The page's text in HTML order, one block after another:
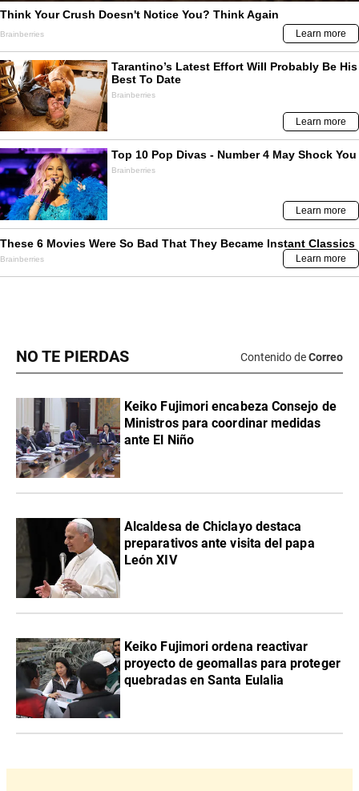
NO TE PIERDAS Contenido deCorreo
Keiko Fujimori encabeza Consejo de
Ministros para coordinar medidas
ante El Niño
Alcaldesa de Chiclayo destaca
preparativos ante visita del papa
León XIV
Keiko Fujimori ordena reactivar
proyecto de geomallas para proteger
quebradas en Santa Eulalia